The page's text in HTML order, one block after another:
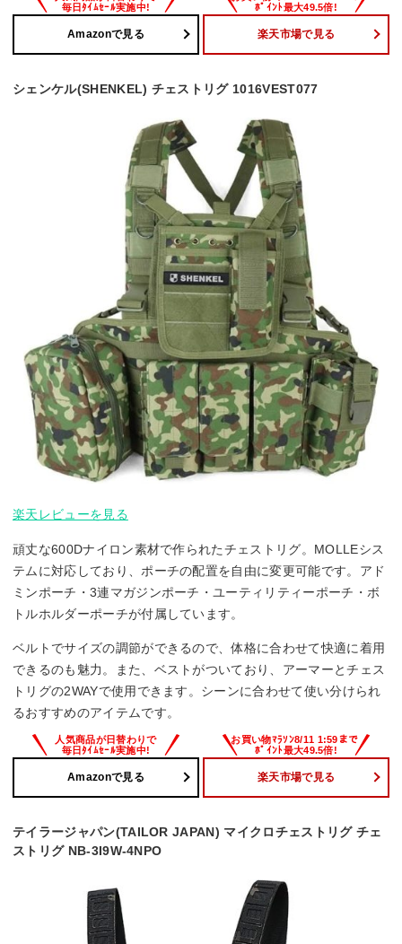
Amazonで見る 楽天市場で見る
シェンケル(SHENKEL) チェストリグ 1016VEST077
楽天レビューを見る
頑丈な600Dナイロン素材で作られたチェストリグ。MOLLEシス
テムに対応しており、ポーチの配置を自由に変更可能です。アド
ミンポーチ・3連マガジンポーチ・ユーティリティーポーチ・ボ
トルホルダーポーチが付属しています。
ベルトでサイズの調節ができるので、体格に合わせて快適に着用
できるのも魅力。また、ベストがついており、アーマーとチェス
トリグの2WAYで使用できます。シーンに合わせて使い分けられ
るおすすめのアイテムです。
Amazonで見る 楽天市場で見る
テイラージャパン(TAILOR JAPAN) マイクロチェストリグ チェ
ストリグ NB-3I9W-4NPO